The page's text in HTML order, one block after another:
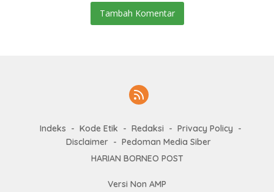
Tambah Komentar
Indeks Kode Etik Redaksi
Privacy Policy
Disclaimer
Pedoman Media Siber
HARIAN BORNEO POST
Versi Non AMP